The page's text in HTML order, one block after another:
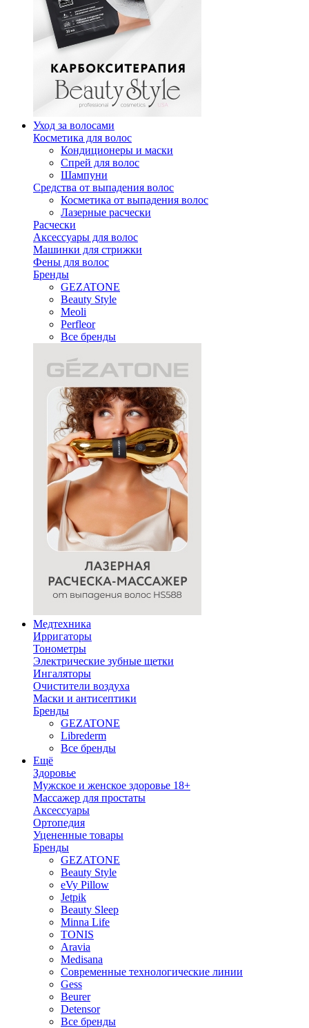
Уход за волосами
Косметика для волос
Кондиционеры и маски
Спрей для волос
Шампуни
Средства от выпадения волос
Косметика от выпадения волос
Лазерные расчески
Расчески
Аксессуары для волос
Машинки для стрижки
Фены для волос
Бренды
GEZATONE
Beauty Style
Meoli
Perfleor
Все бренды
Медтехника
Ирригаторы
Тонометры
Электрические зубные щетки
Ингаляторы
Очистители воздуха
Маски и антисептики
Бренды
GEZATONE
Librederm
Все бренды
Ещё
Здоровье
Мужское и женское здоровье 18+
Массажер для простаты
Аксессуары
Ортопедия
Уцененные товары
Бренды
GEZATONE
Beauty Style
eVy Pillow
Jetpik
Beauty Sleep
Minna Life
TONIS
Aravia
Medisana
Современные технологические линии
Gess
Beurer
Detensor
Все бренды